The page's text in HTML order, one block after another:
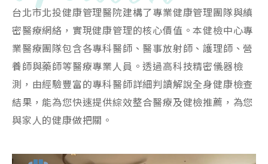
台北市北投健康管理醫院建構了專業健康管理團隊與縝
密醫療網絡，實現健康管理的核心價值。本健檢中心專
業醫療團隊包含各專科醫師、醫事放射師、護理師、營
養師與藥師等醫療專業人員。透過高科技精密儀器檢
測，由經驗豐富的專科醫師詳細判讀解說全身健康檢查
結果，能為您快速提供綜效整合醫療及健檢推薦，為您
與家人的健康做把關。